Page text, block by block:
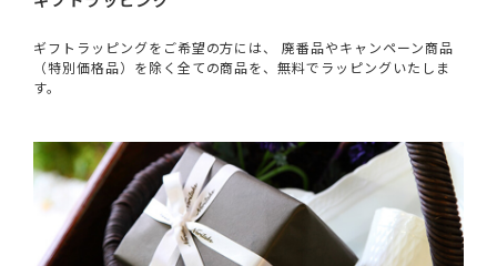
ギフトラッピングをご希望の方には、 廃番品やキャンペーン商品
（特別価格品）を除く全ての商品を、無料でラッピングいたしま
す。